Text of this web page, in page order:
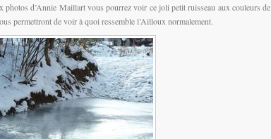
photos d’Annie Maillart vous pourrez voir ce joli petit ruisseau aux couleurs de
permettront de voir à quoi ressemble l’Ailloux normalement.